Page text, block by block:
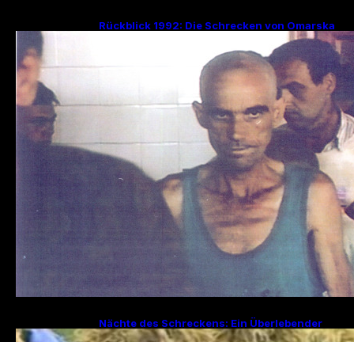
Rückblick 1992: Die Schrecken von Omarska
– Ein düsteres Kapitel im Bosnienkrieg
Nächte des Schreckens: Ein Überlebender
erzählt von den Julitagen 1995 in Srebrenica